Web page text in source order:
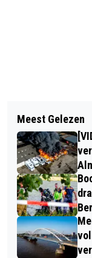
MARIANNE
WEER
BRUG BIJ
Meest Gelezen